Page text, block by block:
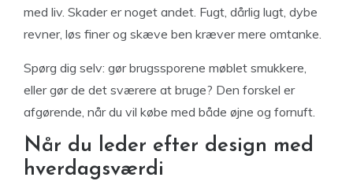
med liv. Skader er noget andet. Fugt, dårlig lugt, dybe
revner, løs finer og skæve ben kræver mere omtanke.
Spørg dig selv: gør brugssporene møblet smukkere,
eller gør de det sværere at bruge? Den forskel er
afgørende, når du vil købe med både øjne og fornuft.
Når du leder efter design med
hverdagsværdi